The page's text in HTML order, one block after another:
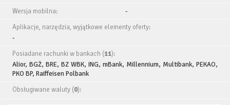
Wersja mobilna:
-
Aplikacje, narzędzia, wyjątkowe elementy oferty:
-
Posiadane rachunki w bankach (11):
Alior, BGŻ, BRE, BZ WBK, ING, mBank, Millennium, Multibank, PEKAO,
PKO BP, Raiffeisen Polbank
Obsługiwane waluty (0):